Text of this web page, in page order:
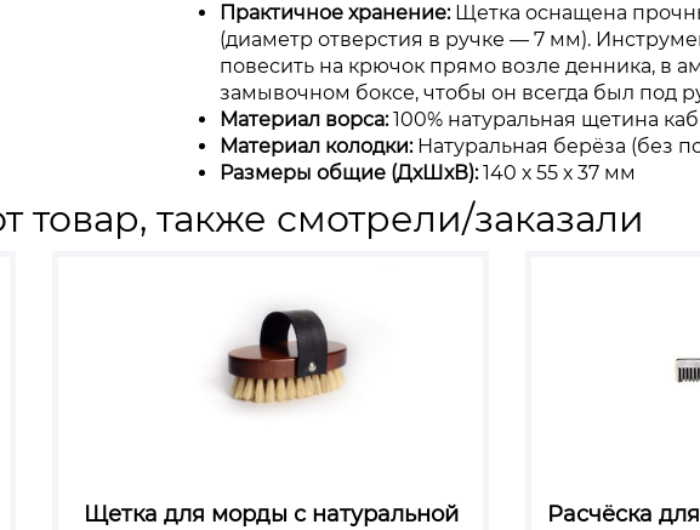
Практичное хранение:Щетка оснащена
(диаметр отверстия в ручке — 7 мм).
повесить на крючок прямо возле денника, в
замывочном боксе, чтобы он всегда был под
Материал ворса:100% натуральная щетина
Материал колодки:Натуральная берёза (без
Размеры общие (ДхШхВ):140 х 55 х 37 мм
товар, также смотрели/заказали
Щетка для морды с натуральной
Расчёска